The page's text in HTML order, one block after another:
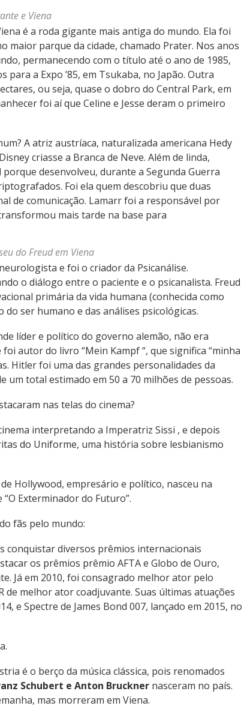
e Viena
é a roda gigante mais antiga do mundo. Ela foi
maior parque da cidade, chamado Prater. Nos anos
permanecendo com o título até o ano de 1985,
a Expo ’85, em Tsukaba, no Japão. Outra
ou seja, quase o dobro do Central Park, em
foi aí que Celine e Jesse deram o primeiro
A atriz austríaca, naturalizada americana Hedy
criasse a Branca de Neve. Além de linda,
desenvolveu, durante a Segunda Guerra
Foi ela quem descobriu que duas
de comunicação. Lamarr foi a responsável por
mais tarde na base para
do Freud em Viena
e foi o criador da Psicanálise.
o diálogo entre o paciente e o psicanalista. Freud
primária da vida humana (conhecida como
ser humano e das análises psicológicas.
líder e político do governo alemão, não era
autor do livro “Mein Kampf “, que significa “minha
Hitler foi uma das grandes personalidades da
total estimado em 50 a 70 milhões de pessoas.
nas telas do cinema?
interpretando a Imperatriz Sissi , e depois
do Uniforme, uma história sobre lesbianismo
Hollywood, empresário e político, nasceu na
Exterminador do Futuro”.
fãs pelo mundo:
conquistar diversos prêmios internacionais
os prêmios prêmio AFTA e Globo de Ouro,
Já em 2010, foi consagrado melhor ator pelo
de melhor ator coadjuvante. Suas últimas atuações
e Spectre de James Bond 007, lançado em 2015, no
é o berço da música clássica, pois renomados
Schubert e Anton Bruckner nasceram no país.
mas morreram em Viena.